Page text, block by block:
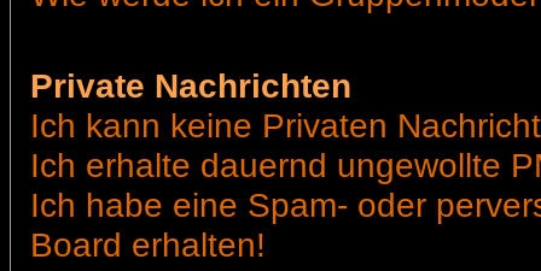
Private Nachrichten
Ich kann keine Privaten
Ich erhalte dauernd ungewollte
Ich habe eine Spam- oder
Board erhalten!